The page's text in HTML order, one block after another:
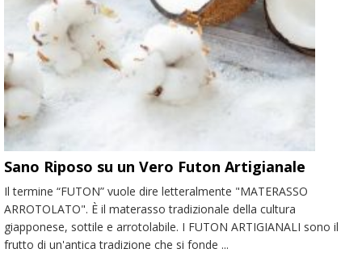
Sano Riposo su un Vero Futon Artigianale
Il termine “FUTON” vuole dire letteralmente "MATERASSO
ARROTOLATO". È il materasso tradizionale della cultura
giapponese, sottile e arrotolabile. I FUTON ARTIGIANALI sono il
frutto di un'antica tradizione che si fonde ...